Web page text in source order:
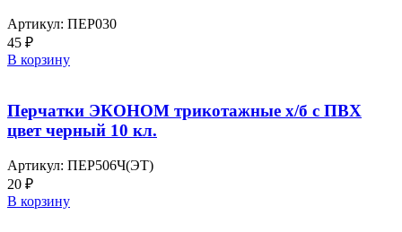
Артикул: ПЕР030
45 ₽
В корзину
Перчатки ЭКОНОМ трикотажные х/б с ПВХ
цвет черный 10 кл.
Артикул: ПЕР506Ч(ЭТ)
20 ₽
В корзину